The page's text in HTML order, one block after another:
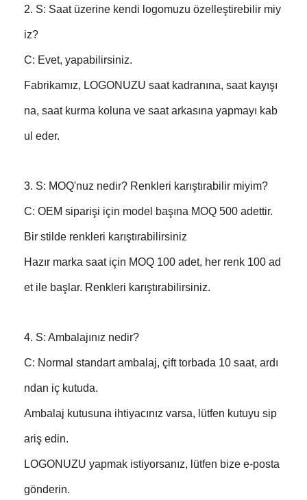
2. S: Saat üzerine kendi logomuzu özelleştirebilir miy
iz?
C: Evet, yapabilirsiniz.
Fabrikamız, LOGONUZU saat kadranına, saat kayışı
na, saat kurma koluna ve saat arkasına yapmayı kab
ul eder.
3. S: MOQ'nuz nedir? Renkleri karıştırabilir miyim?
C: OEM siparişi için model başına MOQ 500 adettir.
Bir stilde renkleri karıştırabilirsiniz
Hazır marka saat için MOQ 100 adet, her renk 100 ad
et ile başlar. Renkleri karıştırabilirsiniz.
4. S: Ambalajınız nedir?
C: Normal standart ambalaj, çift torbada 10 saat, ardı
ndan iç kutuda.
Ambalaj kutusuna ihtiyacınız varsa, lütfen kutuyu sip
ariş edin.
LOGONUZU yapmak istiyorsanız, lütfen bize e-posta
gönderin.